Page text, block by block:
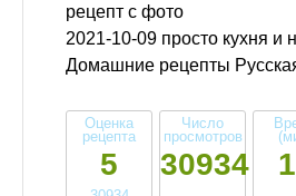
2021-10-09 просто кухня и
Домашние рецепты
Оценка
рецепта
5
Число
просмотров
30934